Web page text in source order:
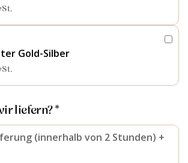
Gold-Silber
liefern? *
(innerhalb von 2 Stunden) +